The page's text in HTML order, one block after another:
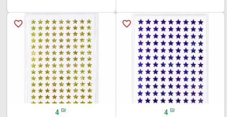
favorite_border
4 ₪
favorite_border
4 ₪